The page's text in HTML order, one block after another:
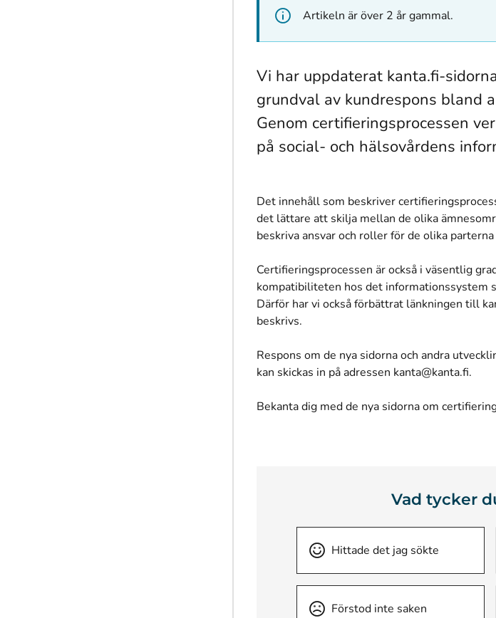
Artikeln är över 2 år gammal.
Vi har uppdaterat kanta.fi-
grundval av kundrespons bland
Genom certifieringsprocessen
på social- och hälsovårdens
Det innehåll som beskriver
det lättare att skilja mellan de olika
beskriva ansvar och roller för de olika
Certifieringsprocessen är också i väsentlig
kompatibiliteten hos det informationssystem
Därför har vi också förbättrat länkningen till
beskrivs.
Respons om de nya sidorna och andra
kan skickas in på adressen kanta@kanta.fi.
Bekanta dig med de nya sidorna om
Vad tycker
Hittade det jag sökte
Förstod inte saken